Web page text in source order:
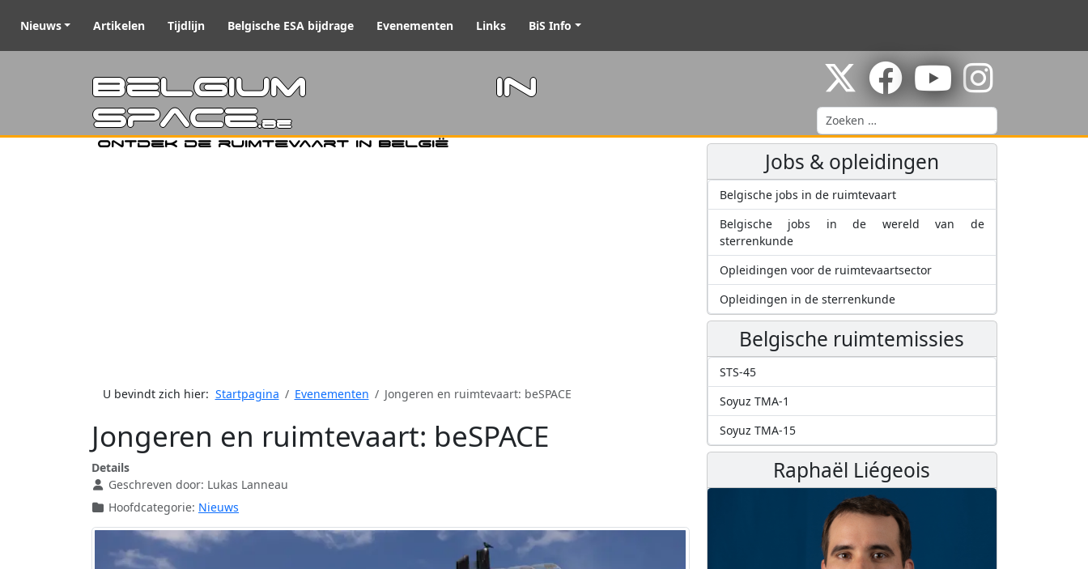
Nieuws Artikelen Tijdlijn Belgische ESA bijdrage Evenementen Links BiS Info
Belgium in
Space.be
Ontdek de ruimtevaart in België
Zoeken
U bevindt zich hier: Startpagina Evenementen Jongeren en ruimtevaart: beSPACE
Jongeren en ruimtevaart: beSPACE
Details
Geschreven door: Lukas Lanneau
Hoofdcategorie: Nieuws
Jobs & opleidingen
Belgische jobs in de ruimtevaart
Belgische jobs in de wereld van de
sterrenkunde
Opleidingen voor de ruimtevaartsector
Opleidingen in de sterrenkunde
Belgische ruimtemissies
STS-45
Soyuz TMA-1
Soyuz TMA-15
Raphaël Liégeois